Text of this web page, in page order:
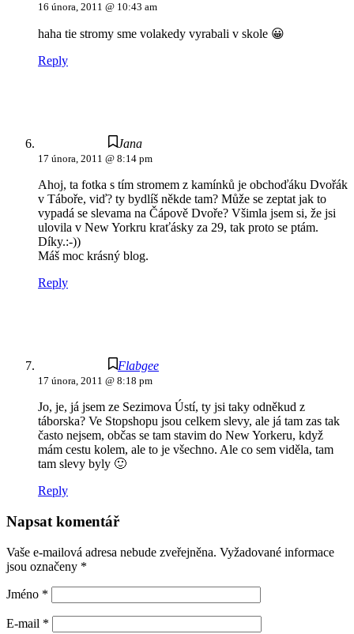
16 února, 2011 @ 10:43 am
haha tie stromy sme volakedy vyrabali v skole 😀
Reply
Jana
17 února, 2011 @ 8:14 pm
Ahoj, ta fotka s tím stromem z kamínků je obchoďáku Dvořák
v Táboře, viď? ty bydlíš někde tam? Může se zeptat jak to
vypadá se slevama na Čápově Dvoře? Všimla jsem si, že jsi
ulovila v New Yorkru kraťásky za 29, tak proto se ptám.
Díky.:-))
Máš moc krásný blog.
Reply
Flabgee
17 února, 2011 @ 8:18 pm
Jo, je, já jsem ze Sezimova Ústí, ty jsi taky odněkud z
táborska? Ve Stopshopu jsou celkem slevy, ale já tam zas tak
často nejsem, občas se tam stavim do New Yorkeru, když
mám cestu kolem, ale to je všechno. Ale co sem viděla, tam
tam slevy byly 🙂
Reply
Napsat komentář
Vaše e-mailová adresa nebude zveřejněna. Vyžadované informace
jsou označeny *
Jméno *
E-mail *